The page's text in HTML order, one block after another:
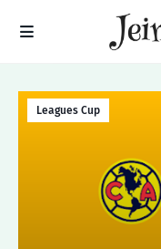
Leagues Cup